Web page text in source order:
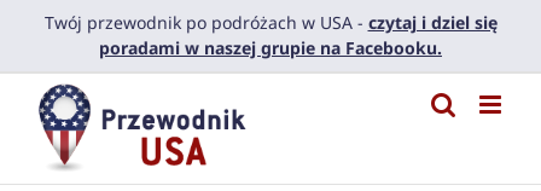
PrzejdźTwój przewodnik po podróżach w USA - czytaj i dziel się
poradami w naszej grupie na Facebooku.